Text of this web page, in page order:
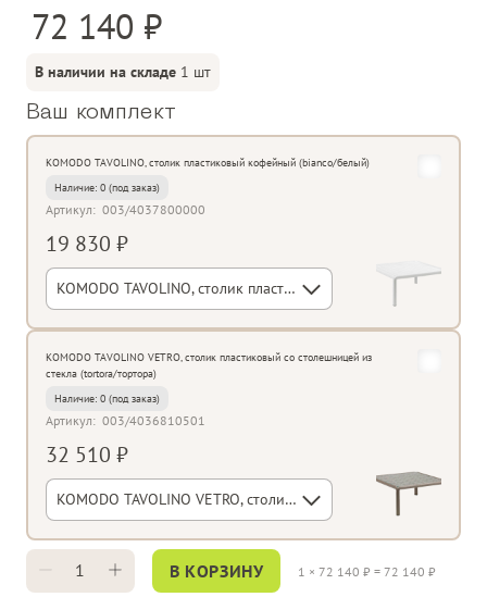
72 140
В наличии на складе 1 шт
Ваш комплект
KOMODO TAVOLINO, столик пластиковый кофейный (bianco/белый)
Наличие: 0
Артикул: 003/4037800000
19 830 ₽
KOMODO TAVOLINO, столик пластиковый кофейный (bianco/белый)
KOMODO TAVOLINO VETRO, столик пластиковый cо столешницей из
стекла (tortora/тортора)
Наличие: 0
Артикул: 003/4036810501
32 510 ₽
KOMODO TAVOLINO VETRO, столик пластиковый cо столешницей из стекла (tortora/тортора)
В КОРЗИНУ 1 ×72 140 ₽ = 72 140 ₽